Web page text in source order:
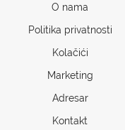
O nama
Politika privatnosti
Kolačići
Marketing
Adresar
Kontakt